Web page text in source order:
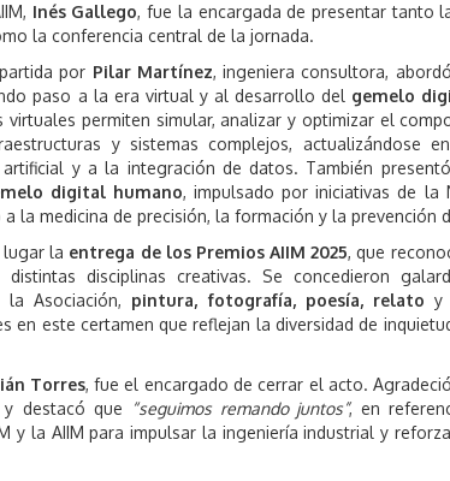
Inés Gallego, fue la encargada de presentar tanto
la conferencia central de la jornada.
por Pilar Martínez, ingeniera consultora,
paso a la era virtual y al desarrollo del gemelo
virtuales permiten simular, analizar y optimizar el
y sistemas complejos, actualizándose
y a la integración de datos. También
digital humano, impulsado por iniciativas de la
la medicina de precisión, la formación y la prevención
lugar la entrega de los Premios AIIM 2025, que
disciplinas creativas. Se concedieron
la Asociación, pintura, fotografía, poesía, relatoy
en este certamen que reflejan la diversidad de
Torres, fue el encargado de cerrar el acto.
destacó que
“seguimos remando juntos”, en
y la AIIM para impulsar la ingeniería industrial y